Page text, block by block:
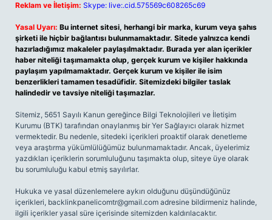
Reklam ve İletişim: Skype: live:.cid.575569c608265c69
Yasal Uyarı: Bu internet sitesi, herhangi bir marka, kurum veya şahıs
şirketi ile hiçbir bağlantısı bulunmamaktadır. Sitede yalnızca kendi
hazırladığımız makaleler paylaşılmaktadır. Burada yer alan içerikler
haber niteliği taşımamakta olup, gerçek kurum ve kişiler hakkında
paylaşım yapılmamaktadır. Gerçek kurum ve kişiler ile isim
benzerlikleri tamamen tesadüfidir. Sitemizdeki bilgiler taslak
halindedir ve tavsiye niteliği taşımazlar.
Sitemiz, 5651 Sayılı Kanun gereğince Bilgi Teknolojileri ve İletişim
Kurumu (BTK) tarafından onaylanmış bir Yer Sağlayıcı olarak hizmet
vermektedir. Bu nedenle, sitedeki içerikleri proaktif olarak denetleme
veya araştırma yükümlülüğümüz bulunmamaktadır. Ancak, üyelerimiz
yazdıkları içeriklerin sorumluluğunu taşımakta olup, siteye üye olarak
bu sorumluluğu kabul etmiş sayılırlar.
Hukuka ve yasal düzenlemelere aykırı olduğunu düşündüğünüz
içerikleri, backlinkpanelicomtr@gmail.com adresine bildirmeniz halinde,
ilgili içerikler yasal süre içerisinde sitemizden kaldırılacaktır.